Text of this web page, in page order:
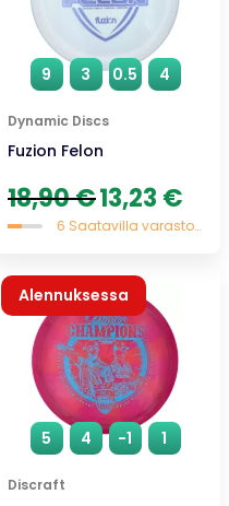
9 3 0.5 4
Dynamic Discs
Fuzion Felon
18,90€ Alkuperäinen
hinta
oli:
13,23 €
on:
6 Saatavilla varastossa
5 4 -1 1
Discraft
Alennuksessa